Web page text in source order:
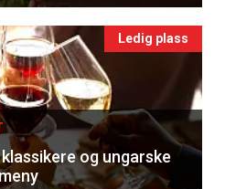
Ledig plass
og ungarske